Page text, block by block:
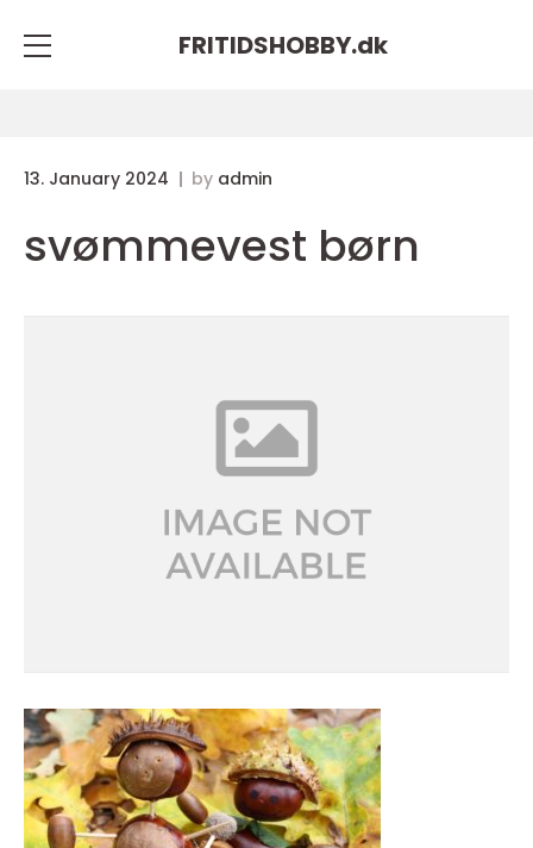
FRITIDSHOBBY.dk
13. January 2024 by admin
svømmevest børn